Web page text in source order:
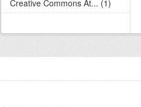
Creative Commons At... (1)